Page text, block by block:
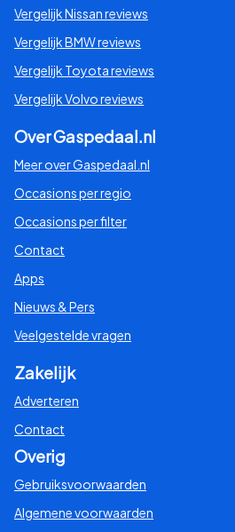
Vergelijk Nissan reviews
Vergelijk BMW reviews
Vergelijk Toyota reviews
Vergelijk Volvo reviews
Over Gaspedaal.nl
Meer over Gaspedaal.nl
Occasions per regio
Occasions per filter
Contact
Apps
Nieuws & Pers
Veelgestelde vragen
Zakelijk
Adverteren
Contact
Overig
Gebruiksvoorwaarden
Algemene voorwaarden